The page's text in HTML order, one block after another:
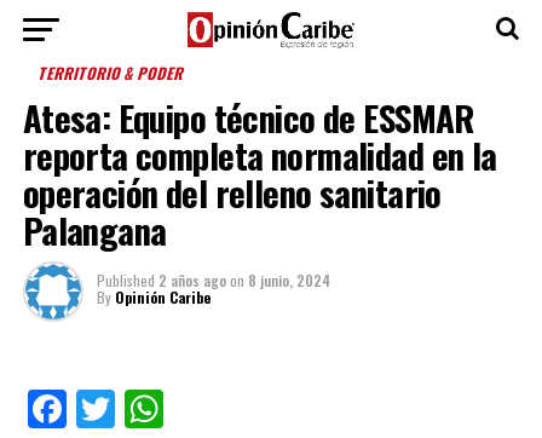
TERRITORIO & PODER
Atesa: Equipo técnico de ESSMAR
reporta completa normalidad en la
operación del relleno sanitario
Palangana
Published 2 años agoon 8 junio, 2024
By Opinión Caribe
Facebook
TwitterWhatsApp